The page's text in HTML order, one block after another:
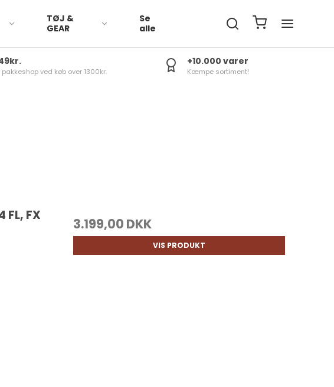
TØJ &
GEAR
Se
alle
ved køb over 1300kr.
+10.000 varer
Kæmpe sortiment!
FL, FX
3.199,00 DKK
VIS PRODUKT